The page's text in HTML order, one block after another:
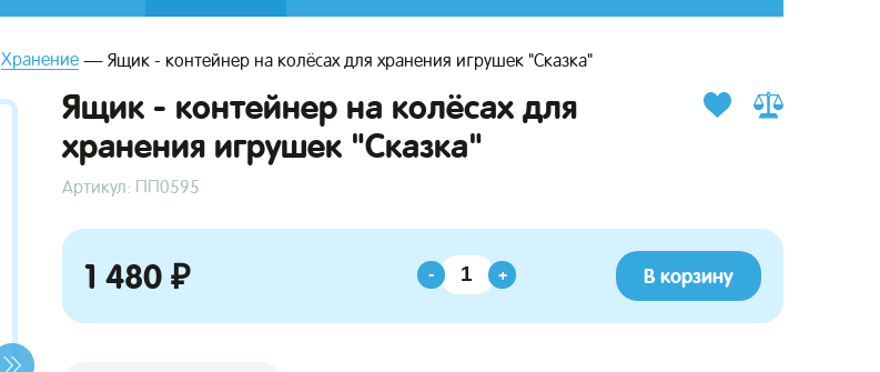
Хранение Ящик - контейнер на колёсах для хранения игрушек "Сказка"
Ящик - контейнер на колёсах для
хранения игрушек "Сказка"
Артикул: ПП0595
1 480 ₽ - + В корзину